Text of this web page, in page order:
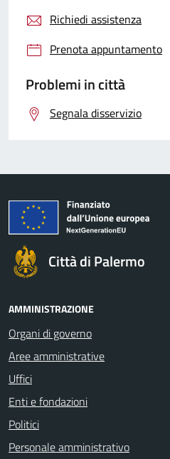
Richiedi assistenza
Prenota appuntamento
Problemi in città
Segnala disservizio
Città di Palermo
AMMINISTRAZIONE
Organi di governo
Aree amministrative
Uffici
Enti e fondazioni
Politici
Personale amministrativo